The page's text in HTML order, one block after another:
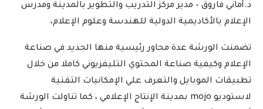
د.أماني فاروق – مدير مركز التدريب والتطوير بالمدينة ومدرس
الإعلام بالأكاديمية الدولية للهندسة وعلوم الإعلام،
تضمنت الورشة عدة محاور رئيسية منها الجديد في صناعة
الإعلام وكيفية صناعة المحتوي التليفزيوني كاملا من خلال
تطبيقات الموبايل والتعرف علي الإمكانيات التقنية
لاستوديو mojo بمدينة الإنتاج الإعلامي ، كما تناولت الورشة